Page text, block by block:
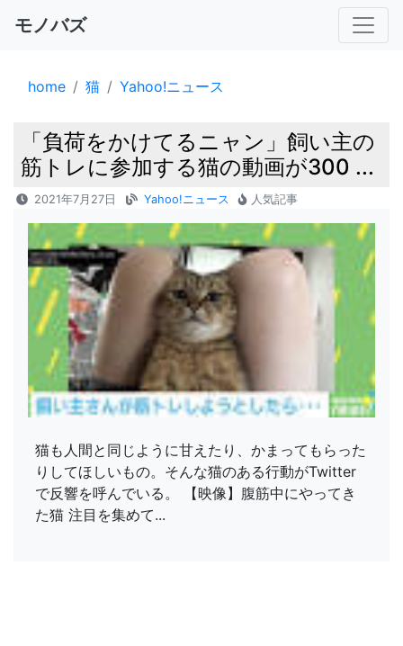
モノバズ
home 猫 Yahoo!ニュース
「負荷をかけてるニャン」飼い主の
筋トレに参加する猫の動画が300 ...
2021年7月27日 Yahoo!ニュース 人気記事
猫も人間と同じように甘えたり、かまってもらった
りしてほしいもの。そんな猫のある行動がTwitter
で反響を呼んでいる。 【映像】腹筋中にやってき
た猫 注目を集めて...